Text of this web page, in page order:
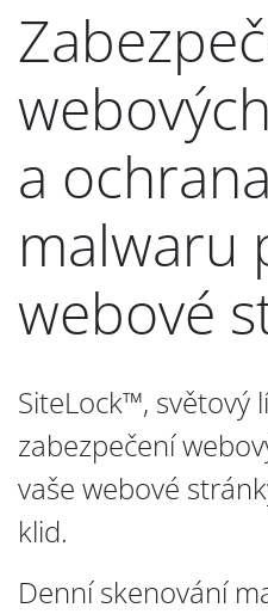
a
malwaru
webové
SiteLock™, světový
zabezpečení
vaše webové
klid.
Denní skenování